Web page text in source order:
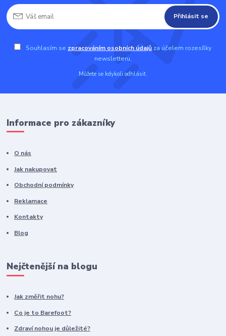
Přihlásit se
Souhlasím se zpracováním osobních údajů za účelem rozesílky
newsletteru.
Můžete se kdykoli odhlásit.
Informace pro zákazníky
O nás
Jak nakupovat
Obchodní podmínky
Reklamace
Kontakty
Blog
Nejčtenější na blogu
Jak změřit nohu?
Co je to Barefoot?
Zdraví nohou je důležité?